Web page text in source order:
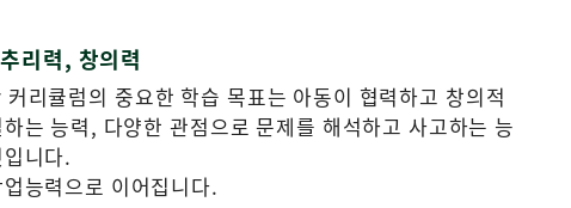
리력, 창의력
리큘럼의 중요한 학습 목표는 아동이 협력하고 창의적
는 능력, 다양한 관점으로 문제를 해석하고 사고하는 능
니다.
능력으로 이어집니다.